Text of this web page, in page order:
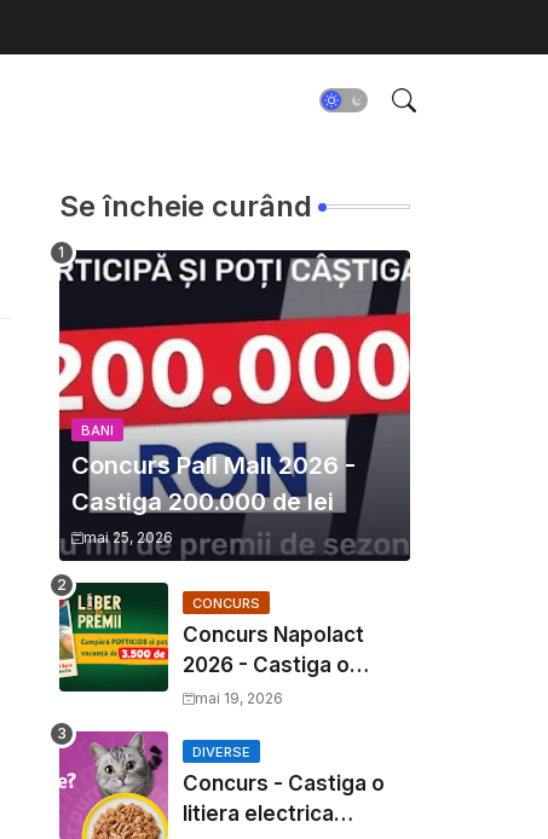
Se încheie curând
BANI
Concurs Pall Mall 2026 -
Castiga 200.000 de lei
mai 25, 2026
CONCURS
Concurs Napolact
2026 - Castiga o
Vacanta de Familie de
mai 19, 2026
DIVERSE
Concurs - Castiga o
litiera electrica